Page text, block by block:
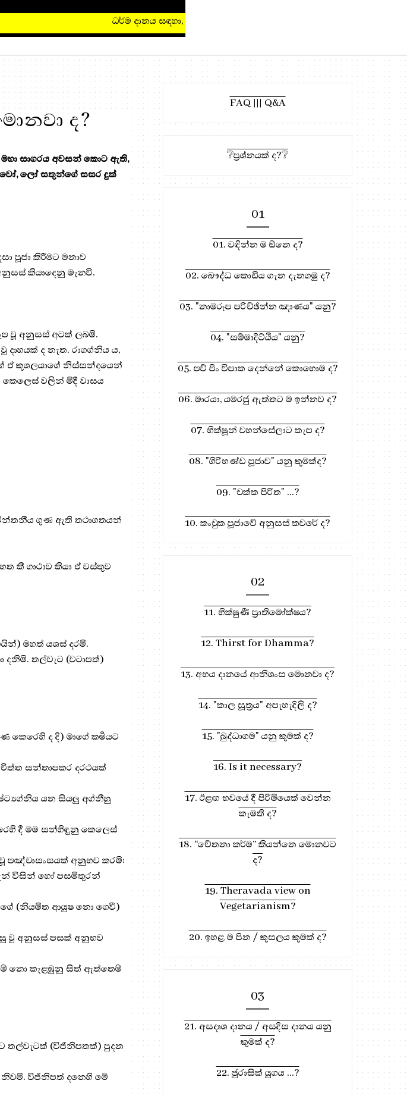
ධර්ම දානය සඳහා, මෙතැන ඔබන්න!
ද?
සාගරය අවසන් කොට ඇති,
ලෝ සතුන්ගේ සසර දුක්
පූජා කිරීමට මනාව
කියාදෙනු මැනවි.
වූ අනුසස් අටක් ලබමි.
ද නැත. රාගග්නිය ය,
ඒ කුශලයාගේ නිස්සන්දයෙන්
කෙලෙස් වලින් මිදී වාසය
ගුණ ඇති තථාගතයන්
කී ගාථාව කියා ඒ වස්තුව
මහත් යශස් දරමි.
තල්වැට (වටාපත්)
ද දි) මාගේ කර්‍මයට
සන්තාපකර දරථයක්
යන සියලු අග්නීහු
දී මම සන්හිඳුනු කෙලෙස්
පඤ්චාසංසයක් අනුභව කරමි:‍
විසින් හෝ පසමිතුරන්
(නියමිත ආයුෂ නො ගෙවී)
වූ අනුසස් පසක් අනුභව
නො කැළඹුනු සිත් ඇත්තෙම්
තල්වැටක් (විජිනිපතක්) පුදන
නිවමි. විජිනිපත් දනෙහි මේ
FAQ ||| Q&A
❔ප්‍රශ්නයක් ද?❔
01
01. වඳින්න ම ඕනෙ ද?
02. බෞද්ධ කොඩිය ගැන දැනගමු ද?
03. "නාමරූප පරිච්ඡින්න ඤාණය" යනු?
04. "සම්මාදිට්ඨිය" යනු?
05. පව් පිං විපාක දෙන්නේ කොහොම ද?
06. මාරයා, යමරජු ඇත්තට ම ඉන්නව ද?
07. භික්ෂූන් වහන්සේලාට කැප ද?
08. "ගිරිභණ්ඩ පූජාව" යනු කුමක්ද?
09. "චක්ක පිරිත" ...?
10. කංචුක පූජාවේ අනුසස් කවරේ ද?
02
11. භික්ෂුණී ප්‍රාතිමෝක්ෂය?
12. Thirst for Dhamma?
13. අභය දානයේ ආනිශංස මොනවා ද?
14. "කාල සූත්‍රය" අපැහැදිලි ද?
15. "බුද්ධාගම" යනු කුමක් ද?
16. Is it necessary?
17. ඊළඟ භවයේ දී පිරිමියෙක් වෙන්න
කැමති ද?
18. “චේතනා කර්ම” කියන්නෙ මොනවට
ද?
19. Theravada view on
Vegetarianism?
20. ඉහළ ම පින / කුසලය කුමක් ද?
03
21. අසදෘශ දානය / අසදිස දානය යනු
කුමක් ද?
22. ජුරාසික් යුගය ...?